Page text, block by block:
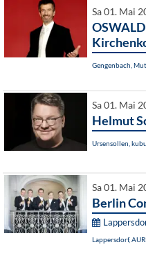
Sa 01. Mai
Gengenbach,
Sa 01. Mai
Helmut
Ursensollen,
Sa 01. Mai
Berlin
Lappersdorf,